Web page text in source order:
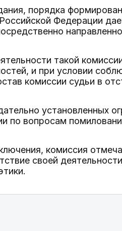
порядка
Федерации
такой
и при условии
комиссии судьи в
установленных
по вопросам
комиссия
своей